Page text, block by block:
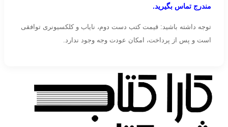
مندرج تماس بگیرید.
توجه داشته باشید: قیمت کتب دست دوم، نایاب و کلکسیونری توافقی
است و پس از پرداخت، امکان عودت وجه وجود ندارد.